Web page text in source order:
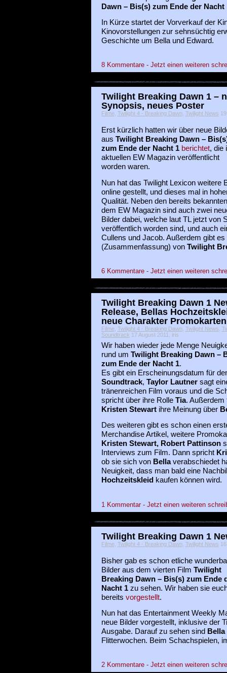
Dawn – Bis(s) zum Ende der Nacht
In Kürze startet der Vorverkauf der
Kinovorstellungen zur sehnsüchtig
Geschichte um Bella und Edward.
8 Kommentare - Jetzt einen weiteren
Twilight Breaking Dawn 1 –
Synopsis, neues Poster
Filme, Twilight 4 - Breaking Dawn, Twilight News
Erst kürzlich hatten wir über neue
aus Twilight Breaking Dawn –
zum Ende der Nacht 1 berichtet, die
aktuellen EW Magazin veröffentlicht
worden waren.
Nun hat das Twilight Lexicon weitere
online gestellt, und dieses mal in
Qualität. Neben den bereits
dem EW Magazin sind auch zwei
Bilder dabei, welche laut TL jetzt von
veröffentlich worden sind, und auch
Cullens und Jacob. Außerdem gibt
(Zusammenfassung) von Twilight
6 Kommentare - Jetzt einen weiteren
Twilight Breaking Dawn 1
Release, Bellas
neue Charakter
Filme, Twilight 4 - Breaking Dawn, Twilight News
Soundtrack 17 August 2011, iris
Wir haben wieder jede Menge
rund um Twilight Breaking Dawn –
zum Ende der Nacht 1.
Es gibt ein Erscheinungsdatum für
Soundtrack, Taylor Lautnersagt
tränenreichen Film voraus und die
spricht über ihre Rolle Tia. Außerdem
Kristen Stewartihre Meinung über
Des weiteren gibt es schon einen
Merchandise Artikel, weitere
Kristen Stewart, Robert Pattinson
Interviews zum Film. Dann spricht
ob sie sich von Bellaverabschiedet
Neuigkeit, dass man bald eine
Hochzeitskleid kaufen können wird.
1 Kommentar - Jetzt einen weiteren
Twilight Breaking Dawn 1
Filme, Twilight 4 - Breaking Dawn, Twilight News
Bisher gab es schon etliche
Bilder aus dem vierten Film Twilight
Breaking Dawn – Bis(s) zum Ende
Nacht 1zu sehen. Wir haben sie
bereits vorgestellt.
Nun hat das Entertainment Weekly
neue Bilder vorgestellt, inklusive der
Ausgabe. Darauf zu sehen sind Bella
Flitterwochen. Beim Schachspielen,
2 Kommentare - Jetzt einen weiteren